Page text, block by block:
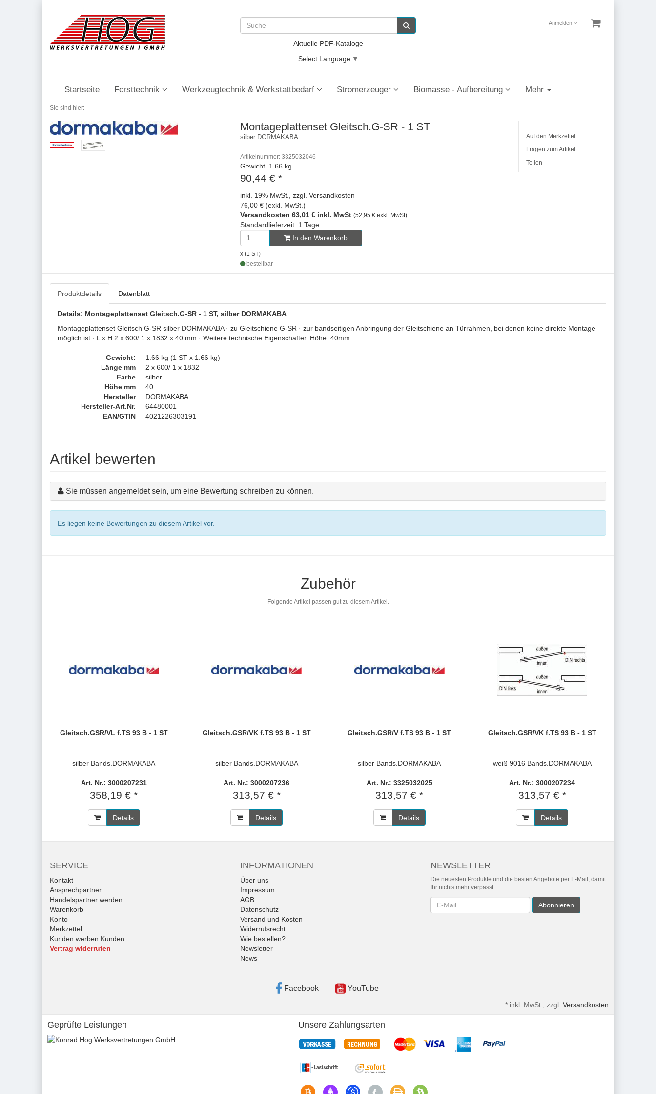
Anmelden
Aktuelle PDF-Kataloge
Select Language ▼
Startseite Forsttechnik Werkzeugtechnik & Werkstattbedarf Stromerzeuger Biomasse - Aufbereitung Mehr
Sie sind hier:
Montageplattenset Gleitsch.G-SR - 1 ST
silber DORMAKABA
Artikelnummer: 3325032046
Gewicht: 1.66 kg
90,44 € *
inkl. 19% MwSt., zzgl. Versandkosten
76,00 € (exkl. MwSt.)
Versandkosten 63,01 € inkl. MwSt (52,95 € exkl. MwSt)
Standardlieferzeit: 1 Tage
In den Warenkorb
x (1 ST)
bestellbar
Auf den Merkzettel
Fragen zum Artikel
Teilen
Produktdetails Datenblatt
Details: Montageplattenset Gleitsch.G-SR - 1 ST, silber DORMAKABA
Montageplattenset Gleitsch.G-SR silber DORMAKABA · zu Gleitschiene G-SR · zur bandseitigen Anbringung der Gleitschiene an Türrahmen, bei denen keine direkte Montage
möglich ist · L x H 2 x 600/ 1 x 1832 x 40 mm · Weitere technische Eigenschaften Höhe: 40mm
Gewicht:
1.66 kg (1 ST x 1.66 kg)
Länge mm
2 x 600/ 1 x 1832
Farbe
silber
Höhe mm
40
Hersteller
DORMAKABA
Hersteller-Art.Nr.
64480001
EAN/GTIN
4021226303191
Artikel bewerten
Sie müssen angemeldet sein, um eine Bewertung schreiben zu können.
Es liegen keine Bewertungen zu diesem Artikel vor.
Zubehör
Folgende Artikel passen gut zu diesem Artikel.
Gleitsch.GSR/VL f.TS 93 B - 1 ST
silber Bands.DORMAKABA
Art. Nr.: 3000207231
358,19 € *
Details
Gleitsch.GSR/VK f.TS 93 B - 1 ST
silber Bands.DORMAKABA
Art. Nr.: 3000207236
313,57 € *
Details
Gleitsch.GSR/V f.TS 93 B - 1 ST
silber Bands.DORMAKABA
Art. Nr.: 3325032025
313,57 € *
Details
Gleitsch.GSR/VK f.TS 93 B - 1 ST
weiß 9016 Bands.DORMAKABA
Art. Nr.: 3000207234
313,57 € *
Details
SERVICE
Kontakt
Ansprechpartner
Handelspartner werden
Warenkorb
Konto
Merkzettel
Kunden werben Kunden
Vertrag widerrufen
INFORMATIONEN
Über uns
Impressum
AGB
Datenschutz
Versand und Kosten
Widerrufsrecht
Wie bestellen?
Newsletter
News
NEWSLETTER
Die neuesten Produkte und die besten Angebote per E-Mail, damit
Ihr nichts mehr verpasst.
Newsletter Abonnieren
Facebook YouTube
* inkl. MwSt., zzgl. Versandkosten
Geprüfte Leistungen Unsere Zahlungsarten